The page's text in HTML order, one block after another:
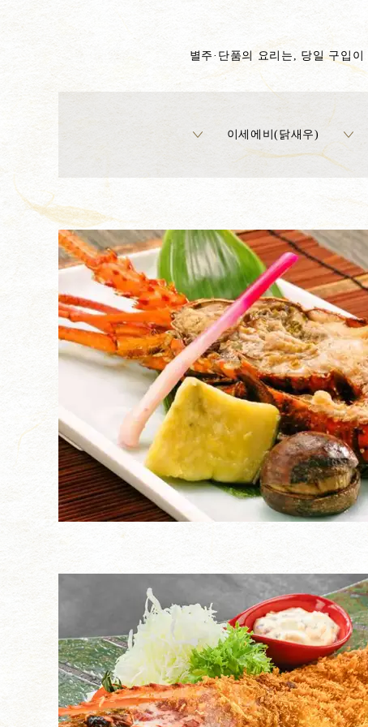
별주·단품의 요리는, 당일 구입
이세에비(닭새우)